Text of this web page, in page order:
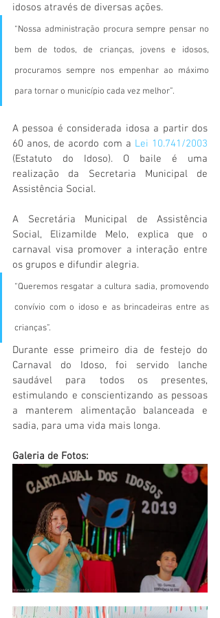
idosos através de diversas ações.
“Nossa administração procura sempre pensar no
bem de todos, de crianças, jovens e idosos,
procuramos sempre nos empenhar ao máximo
para tornar o município cada vez melhor”.
A pessoa é considerada idosa a partir dos
60 anos, de acordo com a Lei 10.741/2003
(Estatuto do Idoso). O baile é uma
realização da Secretaria Municipal de
Assistência Social.
A Secretária Municipal de Assistência
Social, Elizamilde Melo, explica que o
carnaval visa promover a interação entre
os grupos e difundir alegria.
“Queremos resgatar a cultura sadia, promovendo
convívio com o idoso e as brincadeiras entre as
crianças”.
Durante esse primeiro dia de festejo do
Carnaval do Idoso, foi servido lanche
saudável para todos os presentes,
estimulando e conscientizando as pessoas
a manterem alimentação balanceada e
sadia, para uma vida mais longa.
Galeria de Fotos: